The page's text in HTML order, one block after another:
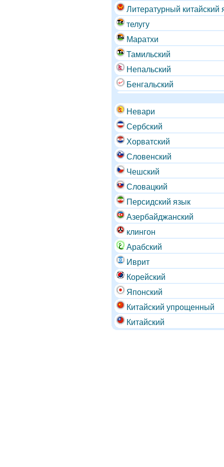
Литературный китайский
телугу
Маратхи
Тамильский
Непальский
Бенгальский
Невари
Сербский
Хорватский
Словенский
Чешский
Словацкий
Персидский язык
Азербайджанский
клингон
Арабский
Иврит
Корейский
Японский
Китайский упрощенный
Китайский